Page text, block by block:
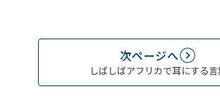
次ページへ
しばしばアフリカで耳にする言